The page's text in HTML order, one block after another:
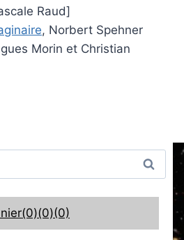
Raud]
, Norbert Spehner
Morin et Christian
(0)(0)